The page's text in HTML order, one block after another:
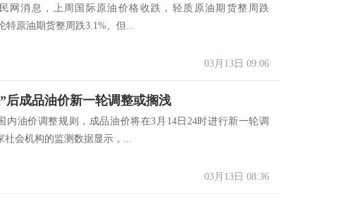
消息，上周国际原油价格收跌，轻质原油期货整周跌
特原油期货整周跌3.1%。但...
03月13日 09:06
后成品油价新一轮调整或搁浅
油价调整规则，成品油价将在3月14日24时进行新一轮调
社会机构的监测数据显示，...
03月13日 08:36